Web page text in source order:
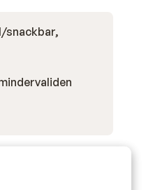
snackbar,